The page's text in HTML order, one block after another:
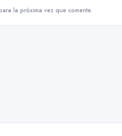
la próxima vez que comente.